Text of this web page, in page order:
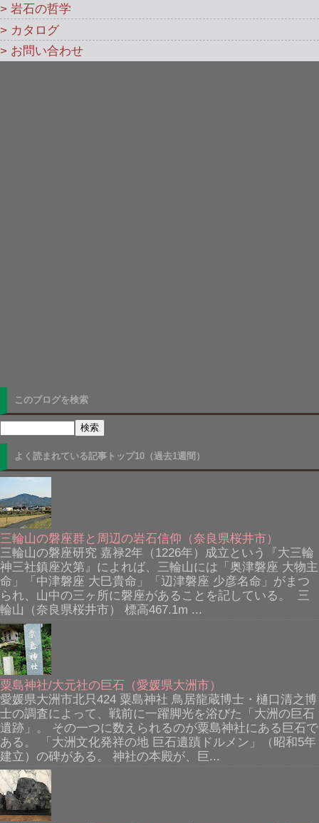
> 岩石の哲学
> カタログ
> お問い合わせ
このブログを検索
よく読まれている記事トップ10（過去1週間）
三輪山の磐座群と周辺の岩石信仰（奈良県桜井市）
三輪山の磐座研究 嘉禄2年（1226年）成立という『大三輪
神三社鎮座次第』によれば、三輪山には「奥津磐座 大物主
命」「中津磐座 大巳貴命」「辺津磐座 少彦名命」がまつ
られ、山中の三ヶ所に磐座があることを記している。 三
輪山（奈良県桜井市） 標高467.1m ...
粟島神社/大元社の巨石（愛媛県大洲市）
愛媛県大洲市北只424 粟島神社 鳥居龍蔵博士・樋口清之博
士の調査によって、戦前に一躍脚光を浴びた「大洲の巨石
遺跡」。 その一つに数えられるのが粟島神社にある巨石で
ある。 「大洲文化発祥の地 巨石遺蹟ドルメン」（昭和5年
建立）の碑がある。 神社の本殿が、巨...